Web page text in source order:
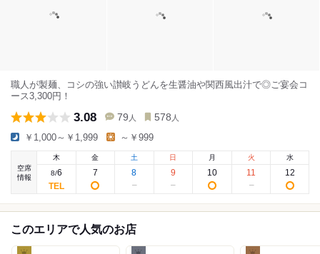
職人が製麺、コシの強い讃岐うどんを生醤油や関西風出汁で◎ご宴会コ
ース3,300円！
3.08 79 人 578 人
￥1,000～￥1,999 ～￥999
空席
情報
木
8/6
金
7
土
8
日
9
月
10
火
11
水
12
このエリアで人気のお店